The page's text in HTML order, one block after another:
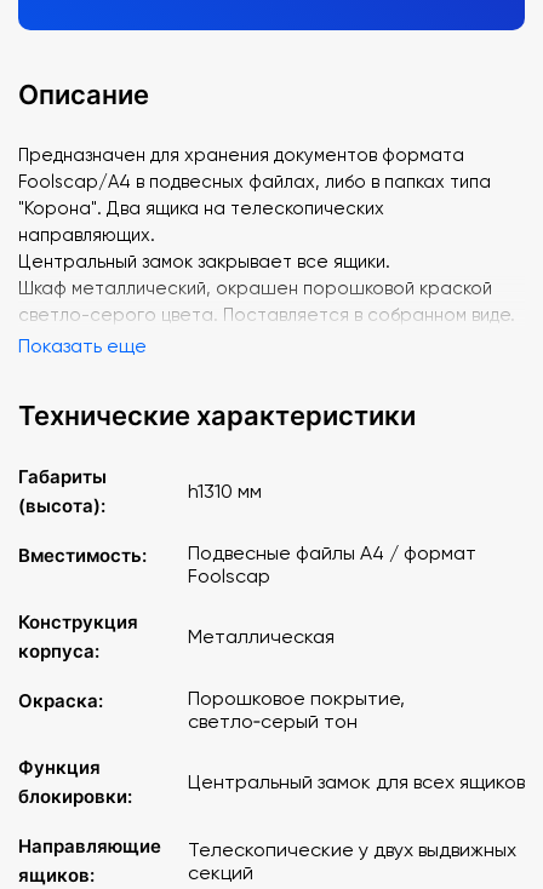
Описание
Предназначен для хранения документов формата
Foolscap/A4 в подвесных файлах, либо в папках типа
"Корона". Два ящика на телескопических
направляющих.
Центральный замок закрывает все ящики.
Шкаф металлический, окрашен порошковой краской
светло-серого цвета. Поставляется в собранном виде.
Показать еще
Технические характеристики
Габариты
(высота):
h1310 мм
Вместимость:
Подвесные файлы A4 / формат
Foolscap
Конструкция
корпуса:
Металлическая
Окраска:
Порошковое покрытие,
светло‑серый тон
Функция
блокировки:
Центральный замок для всех ящиков
Направляющие
ящиков:
Телескопические у двух выдвижных
секций